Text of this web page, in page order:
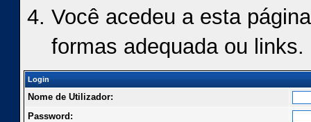
Você acedeu a esta
formas adequada ou links.
Login
Nome de Utilizador:
Password: